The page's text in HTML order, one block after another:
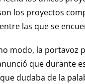
los proyectos
entre las que se
modo, la portavoz
que durante
dudaba de la